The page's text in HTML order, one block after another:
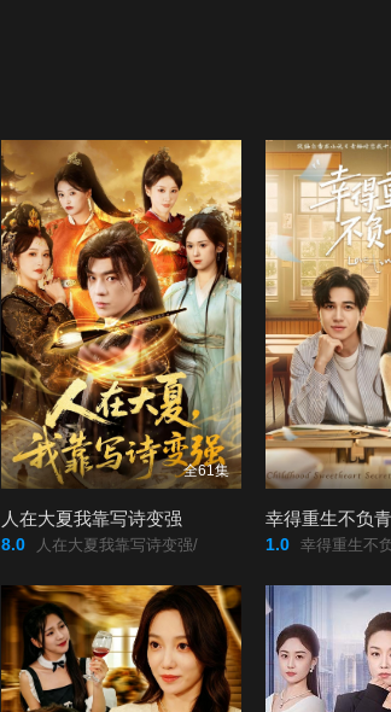
82 83 84
88 89 90
全61集
人在大夏我靠写诗变强
8.0 人在大夏我靠写诗变强/
幸得重生不负
1.0 幸得重生不